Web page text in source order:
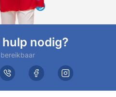
nodig?